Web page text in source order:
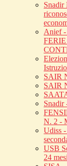
Snadir
Anief
SAIR
SAIR
Snadir
N. 2 -
Udiss
USB
24 mesi